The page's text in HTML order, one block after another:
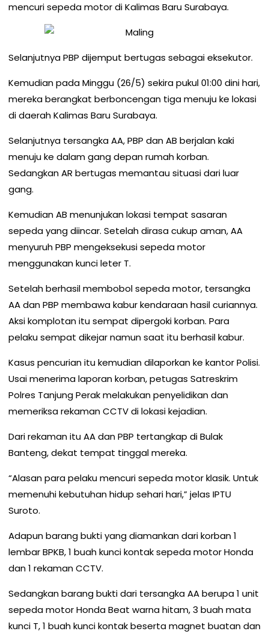
mencuri sepeda motor di Kalimas Baru Surabaya.
Selanjutnya PBP dijemput bertugas sebagai eksekutor.
Kemudian pada Minggu (26/5) sekira pukul 01:00 dini hari,
mereka berangkat berboncengan tiga menuju ke lokasi
di daerah Kalimas Baru Surabaya.
Selanjutnya tersangka AA, PBP dan AB berjalan kaki
menuju ke dalam gang depan rumah korban.
Sedangkan AR bertugas memantau situasi dari luar
gang.
Kemudian AB menunjukan lokasi tempat sasaran
sepeda yang diincar. Setelah dirasa cukup aman, AA
menyuruh PBP mengeksekusi sepeda motor
menggunakan kunci leter T.
Setelah berhasil membobol sepeda motor, tersangka
AA dan PBP membawa kabur kendaraan hasil curiannya.
Aksi komplotan itu sempat dipergoki korban. Para
pelaku sempat dikejar namun saat itu berhasil kabur.
Kasus pencurian itu kemudian dilaporkan ke kantor Polisi.
Usai menerima laporan korban, petugas Satreskrim
Polres Tanjung Perak melakukan penyelidikan dan
memeriksa rekaman CCTV di lokasi kejadian.
Dari rekaman itu AA dan PBP tertangkap di Bulak
Banteng, dekat tempat tinggal mereka.
“Alasan para pelaku mencuri sepeda motor klasik. Untuk
memenuhi kebutuhan hidup sehari hari,” jelas IPTU
Suroto.
Adapun barang bukti yang diamankan dari korban 1
lembar BPKB, 1 buah kunci kontak sepeda motor Honda
dan 1 rekaman CCTV.
Sedangkan barang bukti dari tersangka AA berupa 1 unit
sepeda motor Honda Beat warna hitam, 3 buah mata
kunci T, 1 buah kunci kontak beserta magnet buatan dan